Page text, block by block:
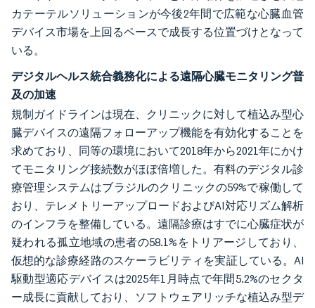
カテーテルソリューションが今後2年間で広範な心臓血管
デバイス市場を上回るペースで成長する位置づけとなって
いる。
デジタルヘルス統合義務化による遠隔心臓モニタリング普
及の加速
規制ガイドラインは現在、クリニックに対して植込み型心
臓デバイスの遠隔フォローアップ機能を有効化することを
求めており、同等の環境において2018年から2021年にかけ
てモニタリング接続数がほぼ倍増した。有料のデジタル診
療管理システムはブラジルのクリニックの59%で稼働して
おり、テレメトリーアップロードおよびAI対応リズム解析
のインフラを整備している。遠隔診療はすでに心臓症状が
疑われる孤立地域の患者の58.1%をトリアージしており、
仮想的な診療経路のスケーラビリティを実証している。AI
駆動型適応デバイスは2025年1月時点で年間5.2%のセクタ
ー成長に貢献しており、ソフトウェアリッチな植込み型デ